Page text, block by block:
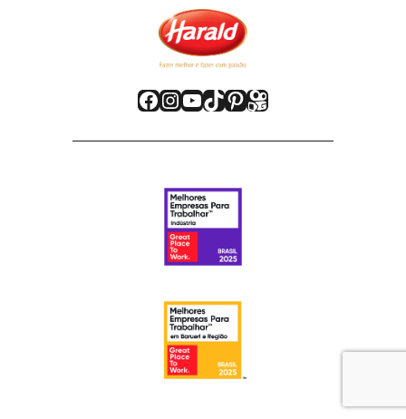
Facebook
Instagram
Youtube
TikTok
Pinterest
Kwai